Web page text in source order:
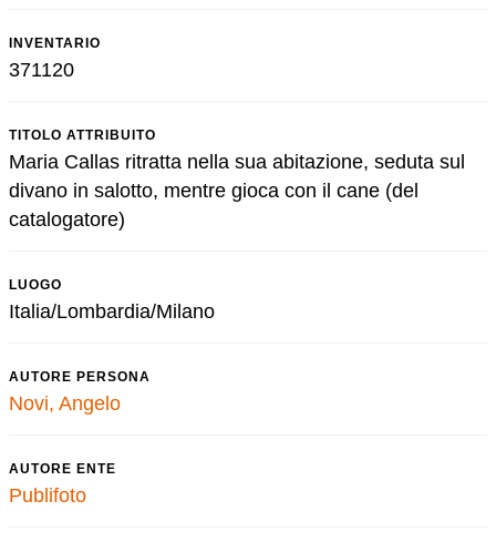
INVENTARIO
371120
TITOLO ATTRIBUITO
Maria Callas ritratta nella sua abitazione, seduta sul
divano in salotto, mentre gioca con il cane (del
catalogatore)
LUOGO
Italia/Lombardia/Milano
AUTORE PERSONA
Novi, Angelo
AUTORE ENTE
Publifoto